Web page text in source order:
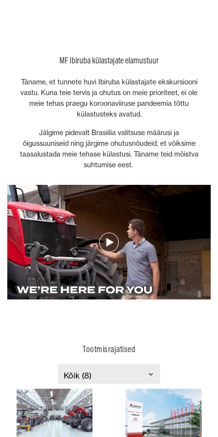
MF Ibiruba külastajate elamustuur
Täname, et tunnete huvi Ibiruba külastajate ekskursiooni
vastu. Kuna teie tervis ja ohutus on meie prioriteet, ei ole
meie tehas praegu koroonaviiruse pandeemia tõttu
külastusteks avatud.
Jälgime pidevalt Brasiilia valitsuse määrusi ja
õigussuuniseid ning järgime ohutusnõudeid, et võiksime
taasalustada meie tehase külastusi. Täname teid mõistva
suhtumise eest.
Tootmisrajatised
Prantsusmaa
Itaalia